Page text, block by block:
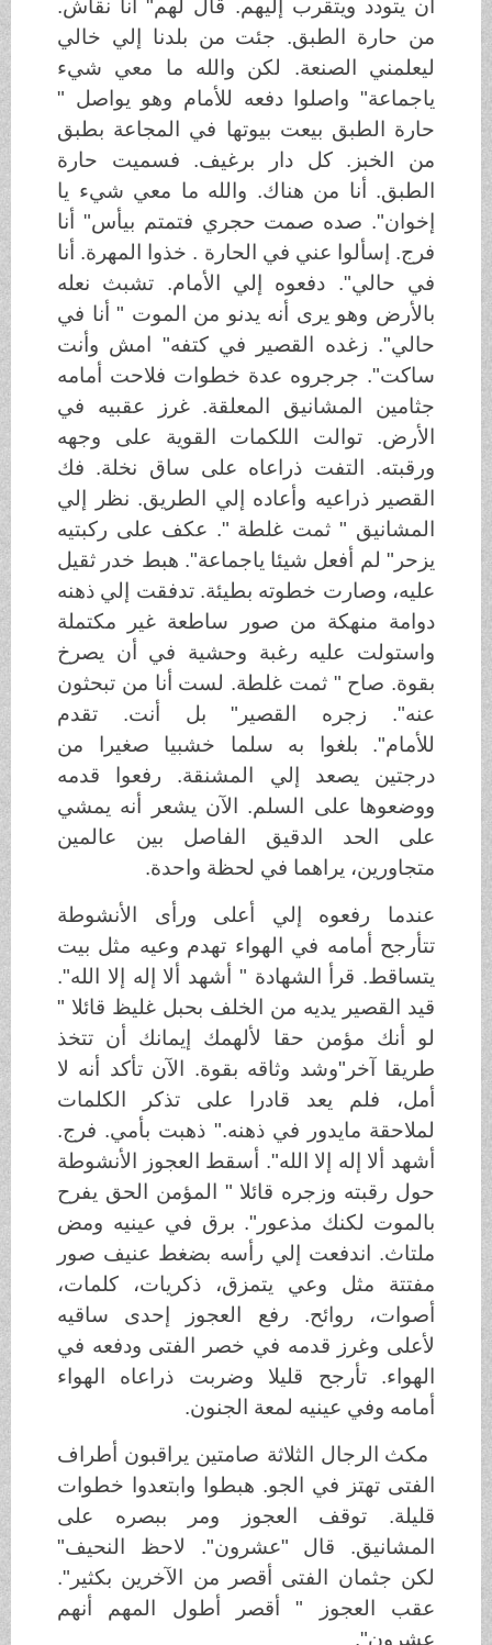
أن يتودد ويتقرب إليهم. قال لهم" أنا نقاش.
من حارة الطبق. جئت من بلدنا إلي خالي
ليعلمني الصنعة. لكن والله ما معي شيء
ياجماعة" واصلوا دفعه للأمام وهو يواصل "
حارة الطبق بيعت بيوتها في المجاعة بطبق
من الخبز. كل دار برغيف. فسميت حارة
الطبق. أنا من هناك. والله ما معي شيء يا
إخوان". صده صمت حجري فتمتم بيأس" أنا
فرج. إسألوا عني في الحارة . خذوا المهرة. أنا
في حالي". دفعوه إلي الأمام. تشبث نعله
بالأرض وهو يرى أنه يدنو من الموت " أنا في
حالي". زغده القصير في كتفه" امش وأنت
ساكت". جرجروه عدة خطوات فلاحت أمامه
جثامين المشانيق المعلقة. غرز عقبيه في
الأرض. توالت اللكمات القوية على وجهه
ورقبته. التفت ذراعاه على ساق نخلة. فك
القصير ذراعيه وأعاده إلي الطريق. نظر إلي
المشانيق " ثمت غلطة ". عكف على ركبتيه
يزحر" لم أفعل شيئا ياجماعة". هبط خدر ثقيل
عليه، وصارت خطوته بطيئة. تدفقت إلي ذهنه
دوامة منهكة من صور ساطعة غير مكتملة
واستولت عليه رغبة وحشية في أن يصرخ
بقوة. صاح " ثمت غلطة. لست أنا من تبحثون
عنه". زجره القصير" بل أنت. تقدم
للأمام". بلغوا به سلما خشبيا صغيرا من
درجتين يصعد إلي المشنقة. رفعوا قدمه
ووضعوها على السلم. الآن يشعر أنه يمشي
على الحد الدقيق الفاصل بين عالمين
متجاورين، يراهما في لحظة واحدة.
عندما رفعوه إلي أعلى ورأى الأنشوطة
تتأرجح أمامه في الهواء تهدم وعيه مثل بيت
يتساقط. قرأ الشهادة " أشهد ألا إله إلا الله".
قيد القصير يديه من الخلف بحبل غليظ قائلا "
لو أنك مؤمن حقا لألهمك إيمانك أن تتخذ
طريقا آخر"وشد وثاقه بقوة. الآن تأكد أنه لا
أمل، فلم يعد قادرا على تذكر الكلمات
لملاحقة مايدور في ذهنه." ذهبت بأمي. فرج.
أشهد ألا إله إلا الله". أسقط العجوز الأنشوطة
حول رقبته وزجره قائلا " المؤمن الحق يفرح
بالموت لكنك مذعور". برق في عينيه ومض
ملتاث. اندفعت إلي رأسه بضغط عنيف صور
مفتتة مثل وعي يتمزق، ذكريات، كلمات،
أصوات، روائح. رفع العجوز إحدى ساقيه
لأعلى وغرز قدمه في خصر الفتى ودفعه في
الهواء. تأرجح قليلا وضربت ذراعاه الهواء
أمامه وفي عينيه لمعة الجنون.
مكث الرجال الثلاثة صامتين يراقبون أطراف
الفتى تهتز في الجو. هبطوا وابتعدوا خطوات
قليلة. توقف العجوز ومر ببصره على
المشانيق. قال "عشرون". لاحظ النحيف"
لكن جثمان الفتى أقصر من الآخرين بكثير".
عقب العجوز " أقصر أطول المهم أنهم
عشرون".